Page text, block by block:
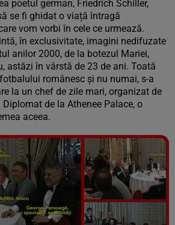
poetul german, Friedrich Schiller,
se fi ghidat o viață întragă
vom vorbi în cele ce urmează.
în exclusivitate, imagini nedifuzate
anilor 2000, de la botezul Mariei,
astăzi în vârstă de 23 de ani. Toată
românesc și nu numai, s-a
la un chef de zile mari, organizat de
de la Athenee Palace, o
aceea.